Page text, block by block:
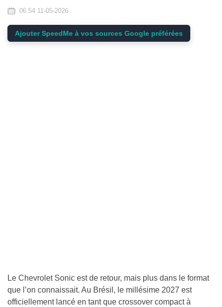
06:54 11-05-2026
Ajouter SpeedMe à vos sources Google préférées
Le Chevrolet Sonic est de retour, mais plus dans le format
que l’on connaissait. Au Brésil, le millésime 2027 est
officiellement lancé en tant que crossover compact à